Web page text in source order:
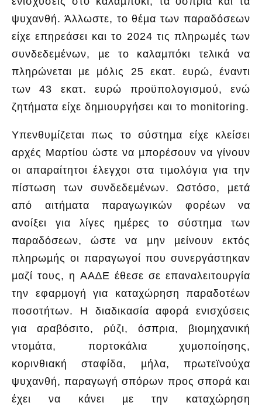
ψυχανθή. Άλλωστε, το θέµα των παραδόσεων
είχε επηρεάσει και το 2024 τις πληρωµές των
συνδεδεµένων, µε το καλαµπόκι τελικά να
πληρώνεται µε µόλις 25 εκατ. ευρώ, έναντι
των 43 εκατ. ευρώ προϋπολογισµού, ενώ
ζητήµατα είχε δηµιουργήσει και το monitoring.
Υπενθυµίζεται πως το σύστηµα είχε κλείσει
αρχές Μαρτίου ώστε να µπορέσουν να γίνουν
οι απαραίτητοι έλεγχοι στα τιµολόγια για την
πίστωση των συνδεδεµένων. Ωστόσο, µετά
από αιτήµατα παραγωγικών φορέων να
ανοίξει για λίγες ηµέρες το σύστηµα των
παραδόσεων, ώστε να µην µείνουν εκτός
πληρωµής οι παραγωγοί που συνεργάστηκαν
µαζί τους, η ΑΑ∆Ε έθεσε σε επαναλειτουργία
την εφαρµογή για καταχώρηση παραδοτέων
ποσοτήτων. Η διαδικασία αφορά ενισχύσεις
για αραβόσιτο, ρύζι, όσπρια, βιοµηχανική
ντοµάτα, πορτοκάλια χυµοποίησης,
κορινθιακή σταφίδα, µήλα, πρωτεϊνούχα
ψυχανθή, παραγωγή σπόρων προς σπορά και
έχει να κάνει µε την καταχώρηση